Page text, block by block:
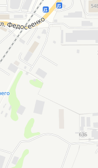
Карты